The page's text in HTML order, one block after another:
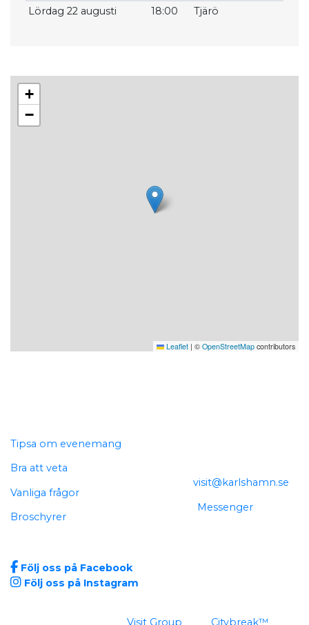
Lördag 22 augusti
18:00 Tjärö
+
−
Leaflet | © OpenStreetMap contributors
Tipsa om evenemang
Bra att veta
Vanliga frågor
Broschyrer
visit@karlshamn.se
Messenger
Följ oss på Facebook
Följ oss på Instagram
Visit Group Citybreak™